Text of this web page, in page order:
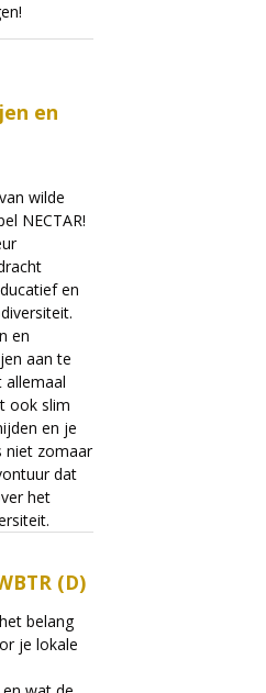
en
wilde
NECTAR!
en
en
aan te
allemaal
ook slim
en je
niet zomaar
dat
het
(D)
belang
je lokale